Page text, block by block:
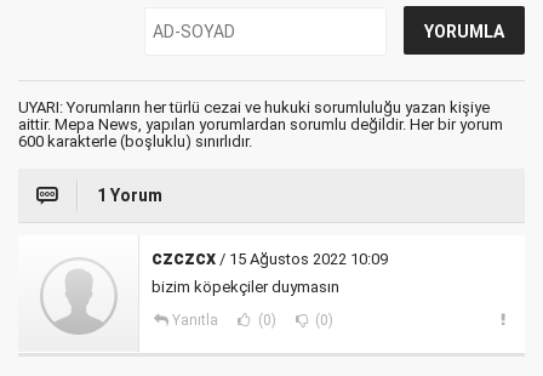
UYARI: Yorumların her türlü cezai ve hukuki sorumluluğu yazan kişiye
aittir. Mepa News, yapılan yorumlardan sorumlu değildir. Her bir yorum
600 karakterle (boşluklu) sınırlıdır.
1 Yorum
czczcx / 15 Ağustos 2022 10:09
bizim köpekçiler duymasın
Yanıtla (0) (0)